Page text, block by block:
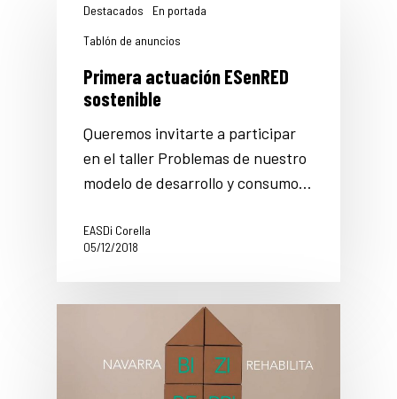
Destacados
En portada
Tablón de anuncios
Primera actuación ESenRED
sostenible
Queremos invitarte a participar
en el taller Problemas de nuestro
modelo de desarrollo y consumo…
EASDi Corella
05/12/2018